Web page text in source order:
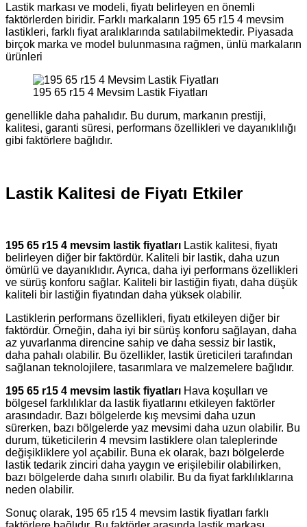
Lastik markası ve modeli, fiyatı belirleyen en önemli
faktörlerden biridir. Farklı markaların 195 65 r15 4 mevsim
lastikleri, farklı fiyat aralıklarında satılabilmektedir. Piyasada
birçok marka ve model bulunmasına rağmen, ünlü markaların
ürünleri
195 65 r15 4 Mevsim Lastik Fiyatları
genellikle daha pahalıdır. Bu durum, markanın prestiji,
kalitesi, garanti süresi, performans özellikleri ve dayanıklılığı
gibi faktörlere bağlıdır.
Lastik Kalitesi de Fiyatı Etkiler
195 65 r15 4 mevsim lastik fiyatları Lastik kalitesi, fiyatı
belirleyen diğer bir faktördür. Kaliteli bir lastik, daha uzun
ömürlü ve dayanıklıdır. Ayrıca, daha iyi performans özellikleri
ve sürüş konforu sağlar. Kaliteli bir lastiğin fiyatı, daha düşük
kaliteli bir lastiğin fiyatından daha yüksek olabilir.
Lastiklerin performans özellikleri, fiyatı etkileyen diğer bir
faktördür. Örneğin, daha iyi bir sürüş konforu sağlayan, daha
az yuvarlanma direncine sahip ve daha sessiz bir lastik,
daha pahalı olabilir. Bu özellikler, lastik üreticileri tarafından
sağlanan teknolojilere, tasarımlara ve malzemelere bağlıdır.
195 65 r15 4 mevsim lastik fiyatları Hava koşulları ve
bölgesel farklılıklar da lastik fiyatlarını etkileyen faktörler
arasındadır. Bazı bölgelerde kış mevsimi daha uzun
sürerken, bazı bölgelerde yaz mevsimi daha uzun olabilir. Bu
durum, tüketicilerin 4 mevsim lastiklere olan taleplerinde
değişikliklere yol açabilir. Buna ek olarak, bazı bölgelerde
lastik tedarik zinciri daha yaygın ve erişilebilir olabilirken,
bazı bölgelerde daha sınırlı olabilir. Bu da fiyat farklılıklarına
neden olabilir.
Sonuç olarak, 195 65 r15 4 mevsim lastik fiyatları farklı